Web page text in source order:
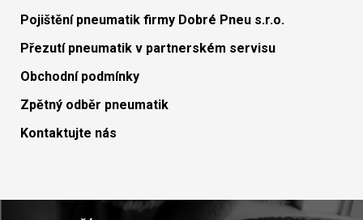
Pojištění pneumatik firmy Dobré Pneu s.r.o.
Přezutí pneumatik v partnerském servisu
Obchodní podmínky
Zpětný odběr pneumatik
Kontaktujte nás